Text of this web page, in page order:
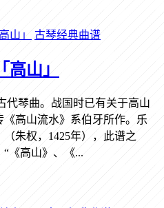
古琴经典曲谱
山」
代琴曲。战国时已有关于高山
高山流水》系伯牙所作。乐
朱权，1425年），此谱之
“《高山》、《...